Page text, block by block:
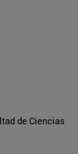
de Ciencias